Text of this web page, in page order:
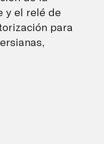
y el relé de
para